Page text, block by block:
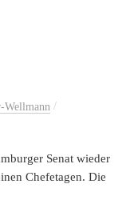
Wellmann /
Senat wieder
Chefetagen. Die